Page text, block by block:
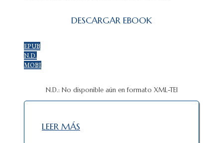
DESCARGAR EBOOK
EPUB
N.D.
MOBI
N.D.: No disponible aún en formato XML-TEI
LEER MÁS